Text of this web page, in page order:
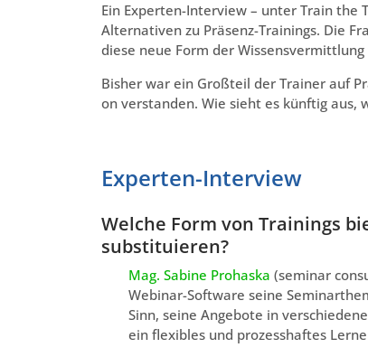
Ein Experten-Interview – unter Train the
Alternativen zu Präsenz-Trainings. Die
diese neue Form der
Bisher war ein Großteil der Trainer auf
on verstanden. Wie sieht es künftig aus,
Experten-Interview
Welche Form von Trainings
substituieren?
Mag. Sabine Prohaska (seminar
Webinar-Software seine
Sinn, seine Angebote in
ein flexibles und prozesshaftes